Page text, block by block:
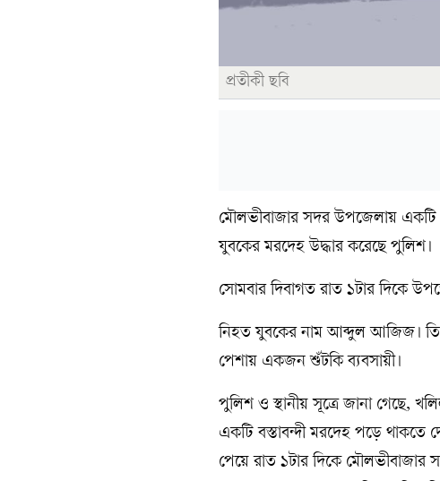
প্রতীকী ছবি
মৌলভীবাজার সদর উপজেলায় একটি
যুবকের মরদেহ উদ্ধার করেছে পুলিশ।
সোমবার দিবাগত রাত ১টার দিকে
নিহত যুবকের নাম আব্দুল আজিজ।
পেশায় একজন শুঁটকি ব্যবসায়ী।
পুলিশ ও স্থানীয় সূত্রে জানা গেছে,
একটি বস্তাবন্দী মরদেহ পড়ে থাকতে
পেয়ে রাত ১টার দিকে মৌলভীবাজার